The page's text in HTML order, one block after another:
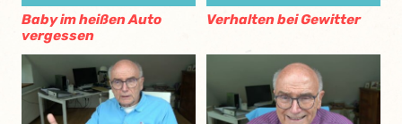
Baby im heißen Auto
vergessen
Verhalten bei Gewitter